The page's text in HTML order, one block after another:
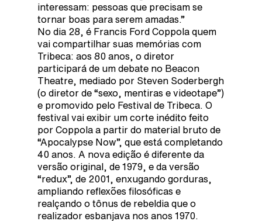
interessam: pessoas que precisam se
tornar boas para serem amadas.”
No dia 28, é Francis Ford Coppola quem
vai compartilhar suas memórias com
Tribeca: aos 80 anos, o diretor
participará de um debate no Beacon
Theatre, mediado por Steven Soderbergh
(o diretor de “sexo, mentiras e videotape”)
e promovido pelo Festival de Tribeca. O
festival vai exibir um corte inédito feito
por Coppola a partir do material bruto de
“Apocalypse Now”, que está completando
40 anos. A nova edição é diferente da
versão original, de 1979, e da versão
“redux”, de 2001, enxugando gorduras,
ampliando reflexões filosóficas e
realçando o tônus de rebeldia que o
realizador esbanjava nos anos 1970.